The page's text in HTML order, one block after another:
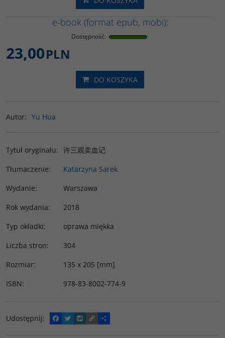
e-book (format epub, mobi):
Dostępność:
23,00PLN
DO KOSZYKA
Autor: Yu Hua
Tytuł oryginału: 许三观卖血记
Tłumaczenie:
Katarzyna Sarek
Wydanie:
Warszawa
Rok wydania:
2018
Typ okładki:
oprawa miękka
Liczba stron:
304
Rozmiar:
135 x 205 [mm]
ISBN: 978-83-8002-774-9
Udostępnij:
F
a
T
w
W
y
C
o
P
o